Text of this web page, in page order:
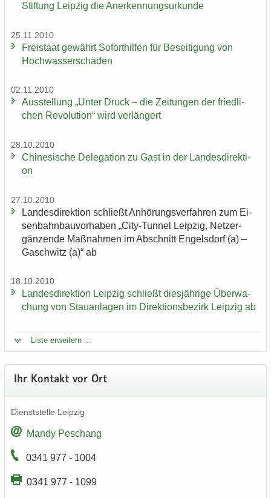
Stiftung Leip­zig die An­er­ken­nungs­ur­kun­de
25.11.2010
Frei­staat ge­währt So­fort­hil­fen für Be­sei­ti­gung von
Hoch­was­ser­schä­den
02.11.2010
Aus­stel­lung „Unter Druck – die Zei­tun­gen der fried­li­
chen Re­vo­lu­ti­on“ wird ver­län­gert
28.10.2010
Chi­ne­si­sche De­le­ga­ti­on zu Gast in der Lan­des­di­rek­ti­
on
27.10.2010
Lan­des­di­rek­ti­on schließt An­hö­rungs­ver­fah­ren zum Ei­
sen­bahn­bau­vor­ha­ben „City-​Tunnel Leip­zig, Netz­er­
gän­zen­de Maß­nah­men im Ab­schnitt En­gels­dorf (a) –
Gaschwitz (a)“ ab
18.10.2010
Lan­des­di­rek­ti­on Leip­zig schließt dies­jäh­ri­ge Über­wa­
chung von Stau­an­la­gen im Di­rek­ti­ons­be­zirk Leip­zig ab
Liste er­wei­tern ...
Ihr Kon­takt vor Ort
Dienst­stel­le Leip­zig
Mandy Peschang
0341 977 - 1004
0341 977 - 1099